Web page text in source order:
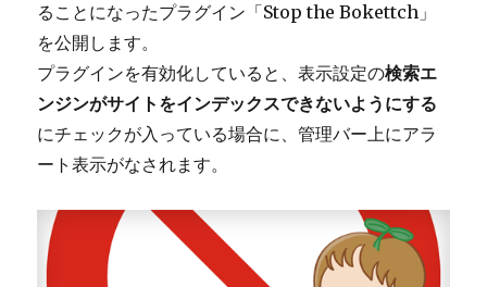
さ
せ
る
法
へ
の
ることになったプラグイン「Stop the Bokettch」
を公開します。
プラグインを有効化していると、表示設定の検索エ
ンジンがサイトをインデックスできないようにする
にチェックが入っている場合に、管理バー上にアラ
ート表示がなされます。